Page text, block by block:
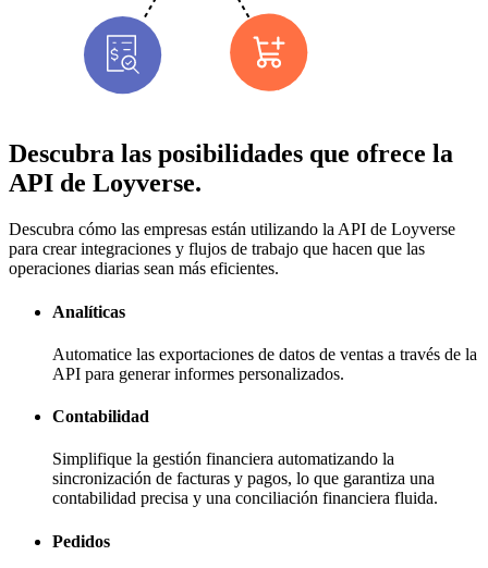
Descubra las posibilidades que ofrece la
API de Loyverse.
Descubra cómo las empresas están utilizando la API de Loyverse
para crear integraciones y flujos de trabajo que hacen que las
operaciones diarias sean más eficientes.
Analíticas
Automatice las exportaciones de datos de ventas a través de la
API para generar informes personalizados.
Contabilidad
Simplifique la gestión financiera automatizando la
sincronización de facturas y pagos, lo que garantiza una
contabilidad precisa y una conciliación financiera fluida.
Pedidos